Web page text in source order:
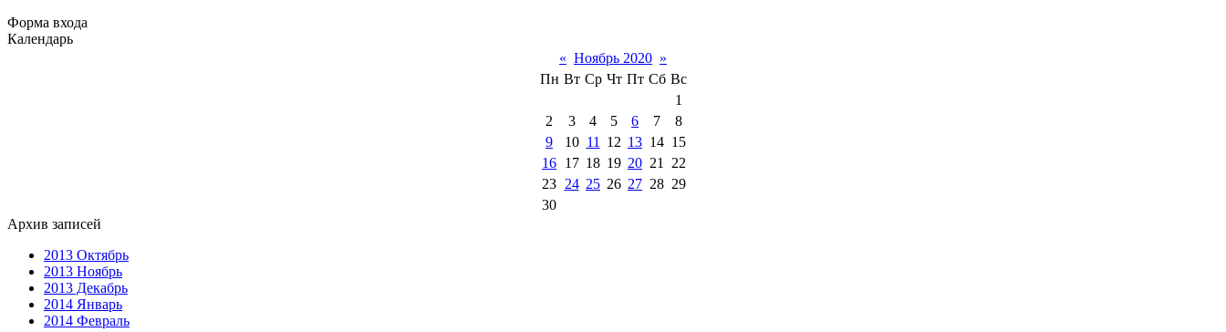
Форма входа
Календарь
« Ноябрь 2020 »
Пн Вт Ср Чт Пт Сб Вс
1
2
3 4 5 6 7
8
9
10 11 12 13 14 15
16 17 18 19 20 21
22
23 24 25 26 27 28 29
30
Архив записей
2013 Октябрь
2013 Ноябрь
2013 Декабрь
2014 Январь
2014 Февраль